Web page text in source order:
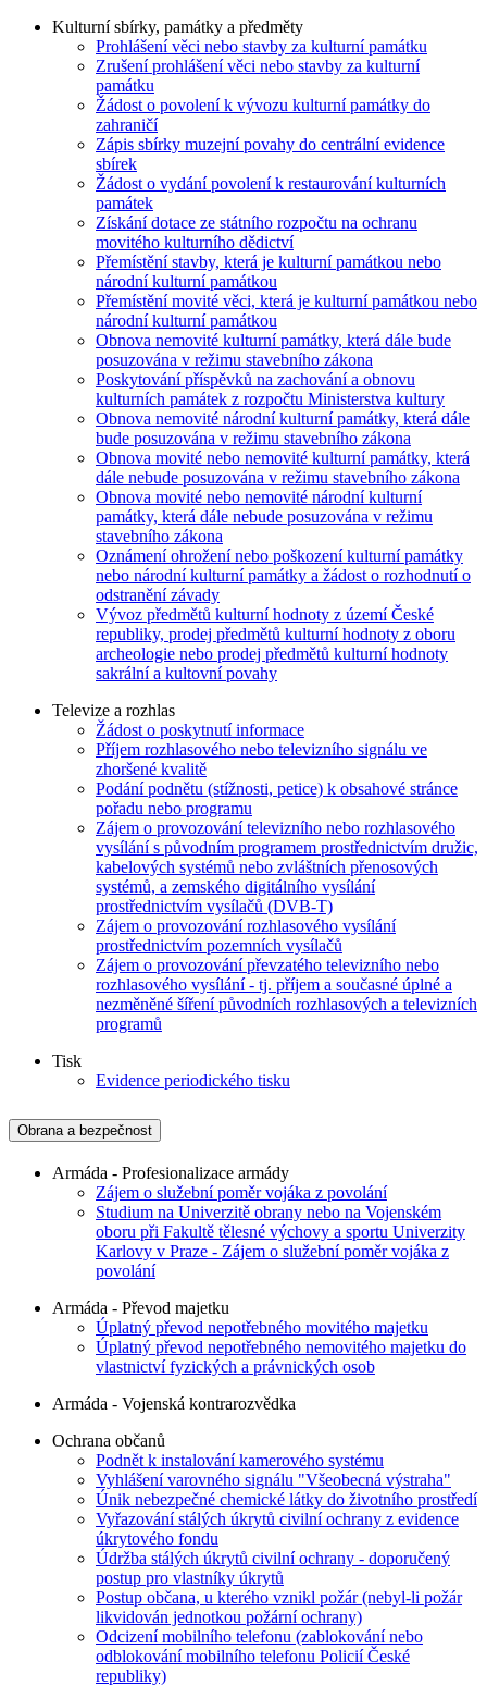
Kulturní sbírky, památky a předměty
Prohlášení věci nebo stavby za kulturní památku
Zrušení prohlášení věci nebo stavby za kulturní
památku
Žádost o povolení k vývozu kulturní památky do
zahraničí
Zápis sbírky muzejní povahy do centrální evidence
sbírek
Žádost o vydání povolení k restaurování kulturních
památek
Získání dotace ze státního rozpočtu na ochranu
movitého kulturního dědictví
Přemístění stavby, která je kulturní památkou nebo
národní kulturní památkou
Přemístění movité věci, která je kulturní památkou nebo
národní kulturní památkou
Obnova nemovité kulturní památky, která dále bude
posuzována v režimu stavebního zákona
Poskytování příspěvků na zachování a obnovu
kulturních památek z rozpočtu Ministerstva kultury
Obnova nemovité národní kulturní památky, která dále
bude posuzována v režimu stavebního zákona
Obnova movité nebo nemovité kulturní památky, která
dále nebude posuzována v režimu stavebního zákona
Obnova movité nebo nemovité národní kulturní
památky, která dále nebude posuzována v režimu
stavebního zákona
Oznámení ohrožení nebo poškození kulturní památky
nebo národní kulturní památky a žádost o rozhodnutí o
odstranění závady
Vývoz předmětů kulturní hodnoty z území České
republiky, prodej předmětů kulturní hodnoty z oboru
archeologie nebo prodej předmětů kulturní hodnoty
sakrální a kultovní povahy
Televize a rozhlas
Žádost o poskytnutí informace
Příjem rozhlasového nebo televizního signálu ve
zhoršené kvalitě
Podání podnětu (stížnosti, petice) k obsahové stránce
pořadu nebo programu
Zájem o provozování televizního nebo rozhlasového
vysílání s původním programem prostřednictvím družic,
kabelových systémů nebo zvláštních přenosových
systémů, a zemského digitálního vysílání
prostřednictvím vysílačů (DVB-T)
Zájem o provozování rozhlasového vysílání
prostřednictvím pozemních vysílačů
Zájem o provozování převzatého televizního nebo
rozhlasového vysílání - tj. příjem a současné úplné a
nezměněné šíření původních rozhlasových a televizních
programů
Tisk
Evidence periodického tisku
Obrana a bezpečnost
Armáda - Profesionalizace armády
Zájem o služební poměr vojáka z povolání
Studium na Univerzitě obrany nebo na Vojenském
oboru při Fakultě tělesné výchovy a sportu Univerzity
Karlovy v Praze - Zájem o služební poměr vojáka z
povolání
Armáda - Převod majetku
Úplatný převod nepotřebného movitého majetku
Úplatný převod nepotřebného nemovitého majetku do
vlastnictví fyzických a právnických osob
Armáda - Vojenská kontrarozvědka
Ochrana občanů
Podnět k instalování kamerového systému
Vyhlášení varovného signálu "Všeobecná výstraha"
Únik nebezpečné chemické látky do životního prostředí
Vyřazování stálých úkrytů civilní ochrany z evidence
úkrytového fondu
Údržba stálých úkrytů civilní ochrany - doporučený
postup pro vlastníky úkrytů
Postup občana, u kterého vznikl požár (nebyl-li požár
likvidován jednotkou požární ochrany)
Odcizení mobilního telefonu (zablokování nebo
odblokování mobilního telefonu Policií České
republiky)